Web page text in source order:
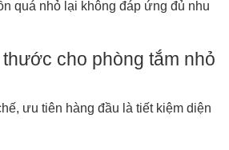
quá nhỏ lại không đáp ứng đủ nhu
cho phòng tắm nhỏ
ưu tiên hàng đầu là tiết kiệm diện